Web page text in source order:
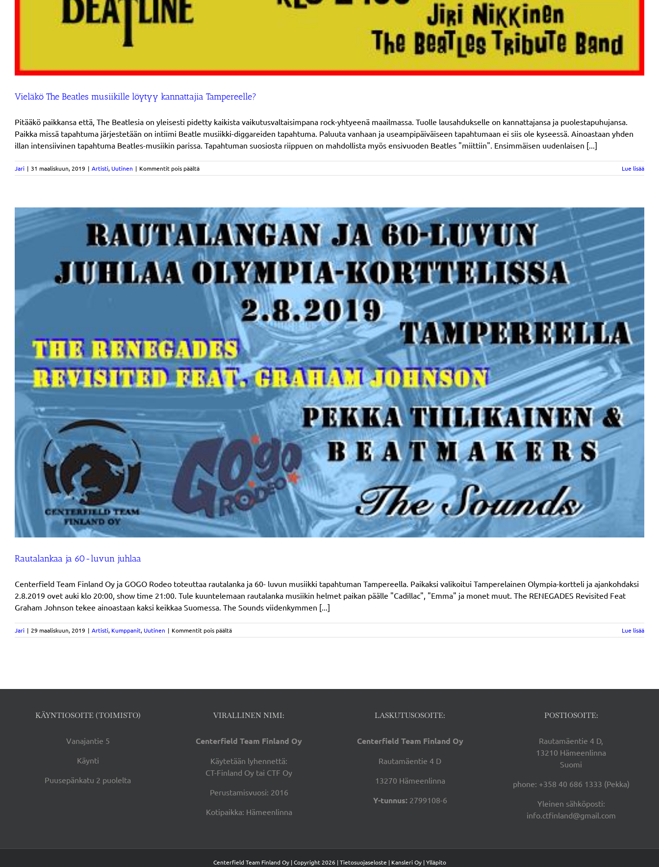
Vieläkö The Beatles musiikille löytyy kannattajia Tampereelle?
Pitääkö paikkansa että, The Beatlesia on yleisesti pidetty kaikista vaikutusvaltaisimpana rock-yhtyeenä maailmassa. Tuolle lausahdukselle on kannattajansa ja puolestapuhujansa.
Paikka missä tapahtuma järjestetään on intiimi Beatle musiikki-diggareiden tapahtuma. Paluuta vanhaan ja useampipäiväiseen tapahtumaan ei siis ole kyseessä. Ainoastaan yhden
illan intensiivinen tapahtuma Beatles-musiikin parissa. Tapahtuman suosiosta riippuen on mahdollista myös ensivuoden Beatles "miittiin". Ensimmäisen uudenlaisen [...]
Jari | 31 maaliskuun, 2019 | Artisti, Uutinen | Kommentit pois päältäartikkelissa
Vieläkö
löytyy
kannattajia
Tampereelle?
Lue lisää
Rautalankaa ja 60-luvun juhlaa
Centerfield Team Finland Oy ja GOGO Rodeo toteuttaa rautalanka ja 60- luvun musiikki tapahtuman Tampereella. Paikaksi valikoitui Tamperelainen Olympia-kortteli ja ajankohdaksi
2.8.2019 ovet auki klo 20:00, show time 21:00. Tule kuuntelemaan rautalanka musiikin helmet paikan päälle "Cadillac", "Emma" ja monet muut. The RENEGADES Revisited Feat
Graham Johnson tekee ainoastaan kaksi keikkaa Suomessa. The Sounds viidenkymmen [...]
Jari | 29 maaliskuun, 2019 | Artisti, Kumppanit, Uutinen | Kommentit pois päältäartikkelissa
Rautalankaa
Lue lisää
KÄYNTIOSOITE (TOIMISTO)
Vanajantie 5
Käynti
Puusepänkatu 2 puolelta
VIRALLINEN NIMI:
Centerfield Team Finland Oy
Käytetään lyhennettä:
CT-Finland Oy tai CTF Oy
Perustamisvuosi: 2016
Kotipaikka: Hämeenlinna
LASKUTUSOSOITE:
Centerfield Team Finland Oy
Rautamäentie 4 D
13270 Hämeenlinna
Y-tunnus: 2799108-6
POSTIOSOITE:
Rautamäentie 4 D,
13210 Hämeenlinna
Suomi
phone: +358 40 686 1333 (Pekka)
Yleinen sähköposti:
info.ctfinland@gmail.com
Centerfield Team Finland Oy | Copyright 2026 |Tietosuojaseloste | Kansleri Oy |Ylläpito